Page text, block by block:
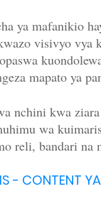
ya mafanikio
visivyo vya
mapato ya
nchini kwa
wa
reli, bandari na
- CONTENT